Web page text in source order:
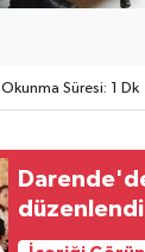
Okunma Süresi: 1 Dk
düzenlendi